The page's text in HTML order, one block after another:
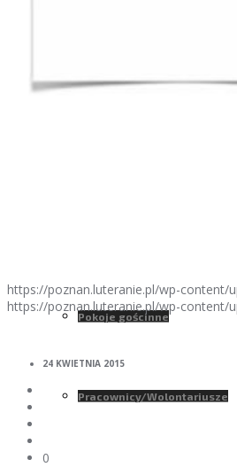
Najczęstsze pytania
Pokoje gościnne
Pracownicy/Wolontariusze
https://poznan.luteranie.pl/wp-content/
https://poznan.luteranie.pl/wp-content/
24 KWIETNIA 2015
0